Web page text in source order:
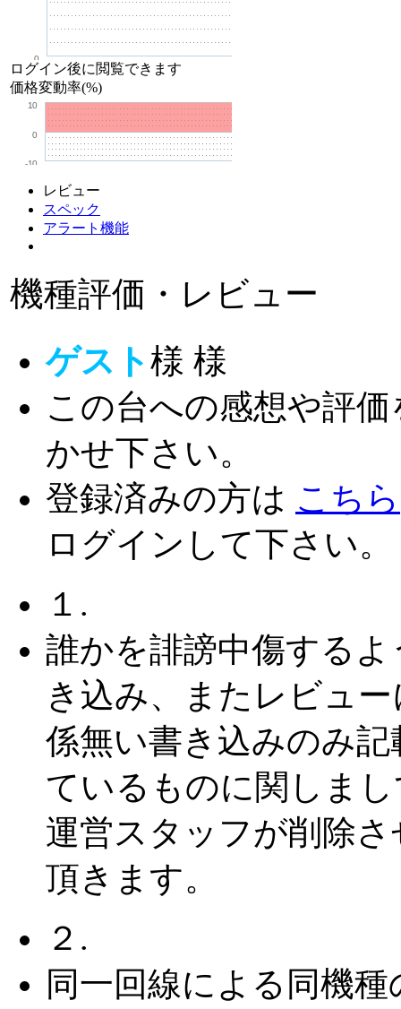
0
ログイン後に閲覧できます
価格変動率(%)
-10
0
10
レビュー
スペック
アラート機能
機種評価・レビュー
ゲスト様 様
この台への感想や評価
かせ下さい。
登録済みの方は こちら
ログインして下さい。
１.
誰かを誹謗中傷するよ
き込み、またレビュー
係無い書き込みのみ記
ているものに関しま
運営スタッフが削除さ
頂きます。
２.
同一回線による同機種